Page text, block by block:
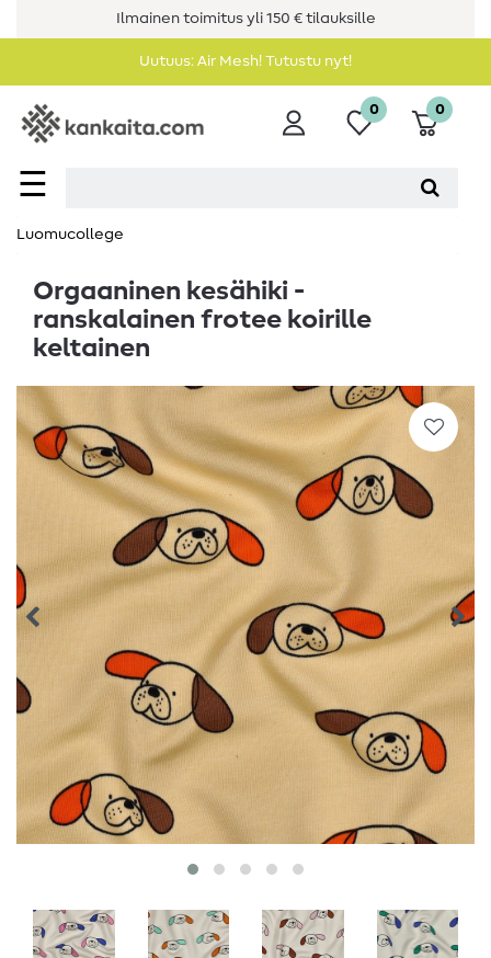
Ilmainen toimitus yli 150 € tilauksille
Uutuus: Air Mesh! Tutustu nyt!
☰
0 0
Luomucollege
Orgaaninen kesähiki -
ranskalainen frotee koirille
keltainen